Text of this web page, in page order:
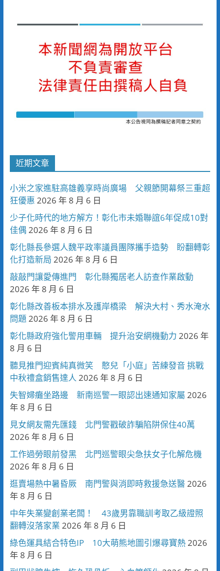
近期文章
小米之家進駐高雄義享時尚廣場 父親節開幕祭三重超
狂優惠 2026 年 8 月 6 日
少子化時代的地方解方！彰化市未婚聯誼6年促成10對
佳偶 2026 年 8 月 6 日
彰化縣長參選人魏平政率議員團隊攜手造勢 盼翻轉彰
化打造新局 2026 年 8 月 6 日
敲敲門讓愛傳進門 彰化縣獨居老人訪查作業啟動
2026 年 8 月 6 日
彰化縣改善板本排水及護岸橋梁 解決大村、秀水淹水
問題 2026 年 8 月 6 日
彰化縣政府強化警用車輛 提升治安網機動力 2026 年
8 月 6 日
聽見推門迎賓純真微笑 憨兒「小庭」苦練發音 挑戰
中秋禮盒銷售達人 2026 年 8 月 6 日
失智婦癱坐路邊 新南巡警一眼認出速通知家屬 2026
年 8 月 6 日
見女網友需先匯錢 北門警戳破詐騙陷阱保住40萬
2026 年 8 月 6 日
工作過勞眼前發黑 北門巡警眼尖急扶女子化解危機
2026 年 8 月 6 日
逛賣場熱中暑昏厥 南門警與消即時救援急送醫2026
年 8 月 6 日
中年失業變創業老闆！ 43歲男靠職訓考取乙級證照
翻轉沒落家業 2026 年 8 月 6 日
綠色運具結合特色IP 10大萌熊地圖引爆尋寶熱2026
年 8 月 6 日